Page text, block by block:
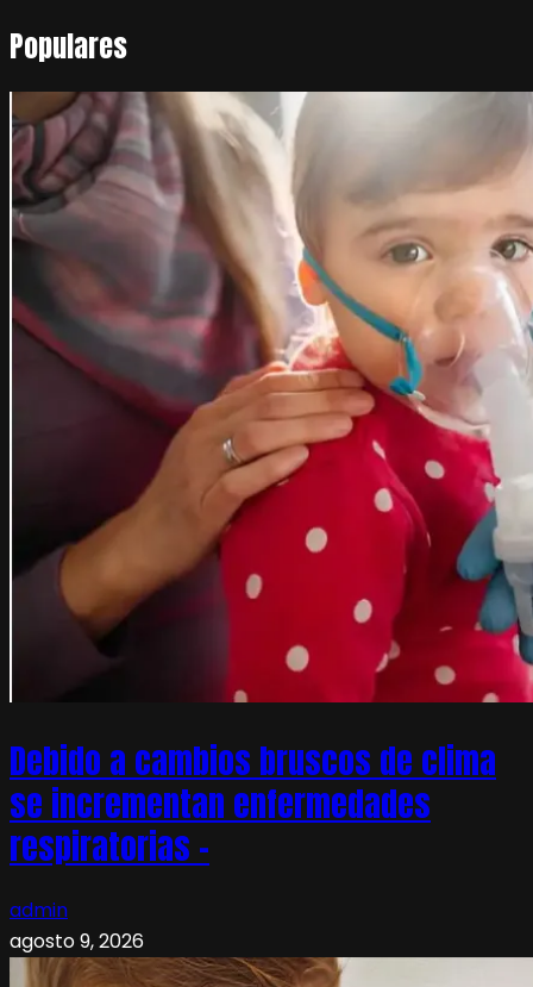
Populares
Debido a cambios bruscos de clima
se incrementan enfermedades
respiratorias –
admin
agosto 9, 2026